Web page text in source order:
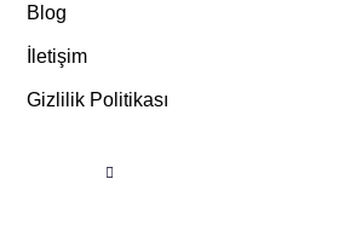
Blog
İletişim
Gizlilik Politikası